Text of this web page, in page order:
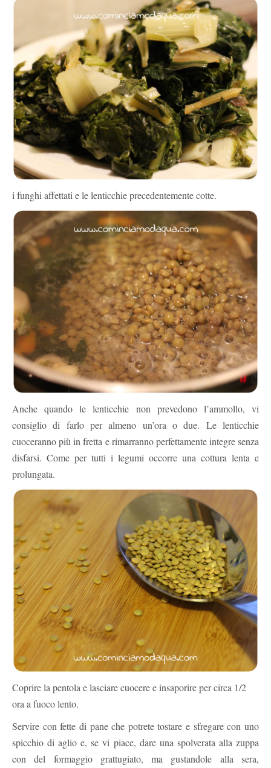
i funghi affettati e le lenticchie precedentemente cotte.
Anche quando le lenticchie non prevedono l’ammollo, vi
consiglio di farlo per almeno un’ora o due. Le lenticchie
cuoceranno più in fretta e rimarranno perfettamente integre senza
disfarsi. Come per tutti i legumi occorre una cottura lenta e
prolungata.
Coprire la pentola e lasciare cuocere e insaporire per circa 1/2
ora a fuoco lento.
Servire con fette di pane che potrete tostare e sfregare con uno
spicchio di aglio e, se vi piace, dare una spolverata alla zuppa
con del formaggio grattugiato, ma gustandole alla sera,